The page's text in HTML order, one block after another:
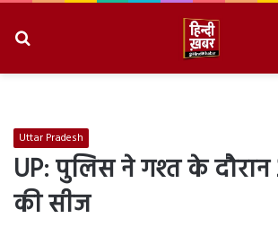
Uttar Pradesh
UP: पुलिस ने गश्त के दौरान
की सीज